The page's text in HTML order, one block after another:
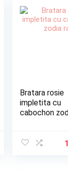
Bratara rosie
impletita cu
cabochon